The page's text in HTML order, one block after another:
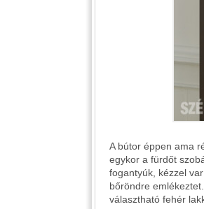
A bútor éppen ama
egykor a fürdőt
fogantyúk, kézzel
bőröndre
választható fehér